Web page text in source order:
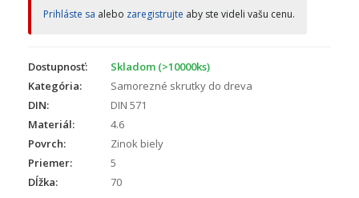
Prihláste sa alebo zaregistrujte aby ste videli vašu cenu.
Dostupnosť:
Skladom (>10000ks)
Kategória:
Samorezné skrutky do dreva
DIN:
DIN 571
Materiál:
4.6
Povrch:
Zinok biely
Priemer:
5
Dĺžka:
70